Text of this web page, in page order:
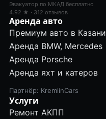
Эвакуатор по МКАД бесплатно
4.92 ★ · 312 отзывов
Аренда авто
Премиум авто в Казани
Аренда BMW, Mercedes
Аренда Porsche
Аренда яхт и катеров
Партнёр: KremlinCars
Услуги
Ремонт АКПП